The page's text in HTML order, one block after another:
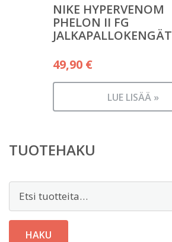
NIKE HYPERVENOM
PHELON II FG
JALKAPALLOKENGÄT
49,90 €
LUE LISÄÄ »
TUOTEHAKU
Etsi:
HAKU